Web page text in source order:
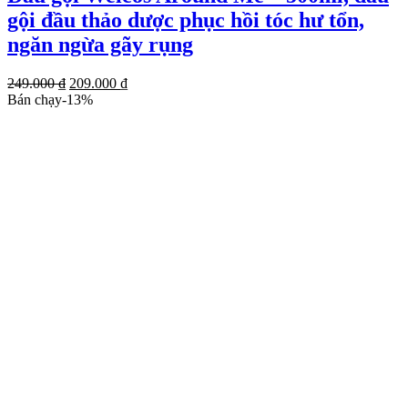
gội đầu thảo dược phục hồi tóc hư tổn,
ngăn ngừa gãy rụng
249.000₫ Giá
gốc
209.000 ₫Giá
Bán chạy-13%